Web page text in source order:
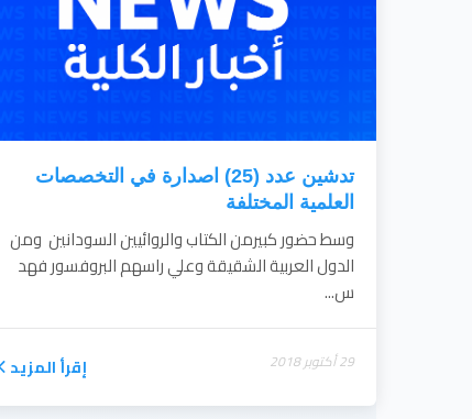
تدشين عدد (25) اصدارة في التخصصات
العلمية المختلفة
وسط حضور كبيرمن الكتاب والروائيين السودانين ومن
الدول العربية الشقيقة وعلي راسهم البروفسور فهد
س...
29 أكتوبر 2018 إقرأ المزيد